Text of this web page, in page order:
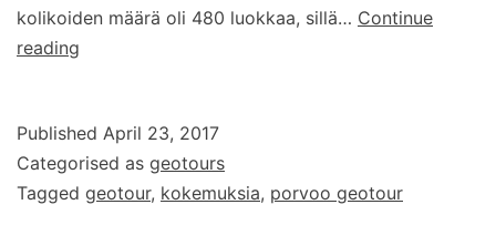
kolikoiden määrä oli 480 luokkaa, sillä… Continue
reading
fiilistelyä
Published April 23, 2017
Categorised as geotours
Tagged geotour, kokemuksia, porvoo geotour